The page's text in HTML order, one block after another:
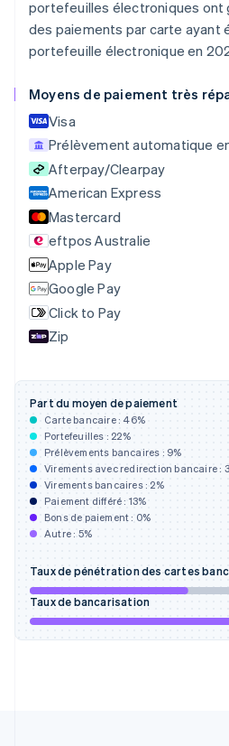
portefeuilles électroniques ont
des paiements par carte ayant
portefeuille électronique en
Moyens de paiement très
Visa
Prélèvement automatique
Afterpay/Clearpay
American Express
Mastercard
eftpos Australie
Apple Pay
Google Pay
Click to Pay
Zip
Part du moyen de paiement
Carte bancaire : 46%
Portefeuilles : 22%
Prélèvements bancaires : 9%
Virements avec redirection bancaire : 3
Virements bancaires : 2%
Paiement différé : 13%
Bons de paiement : 0%
Autre : 5%
Taux de pénétration des cartes
Taux de bancarisation
Belgique
NederlandsFrançaisDeutsch
Brésil
Bulgarie
English
Canada
English Français
简体中文English
Chypre
English
English Italiano
Danemark
English
Émirats arabes unis
English
Espagne
Estonie
English
États-Unis
EnglishEspañol
Finlande
EnglishSvenska
France
FrançaisEnglish
Gibraltar
English
Hongrie
English